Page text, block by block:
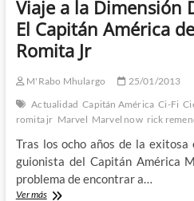
Len
Wein
y
Jonathan
Hickman
Viaje a la Dimensión
El Capitán América
Romita Jr
M'Rabo Mhulargo 25/01/2013
Actualidad Capitán América Ci-Fi
romita jr Marvel Marvel now rick
Tras los ocho años de la
guionista del Capitán América
problema de encontrar a…
Ver másViaje